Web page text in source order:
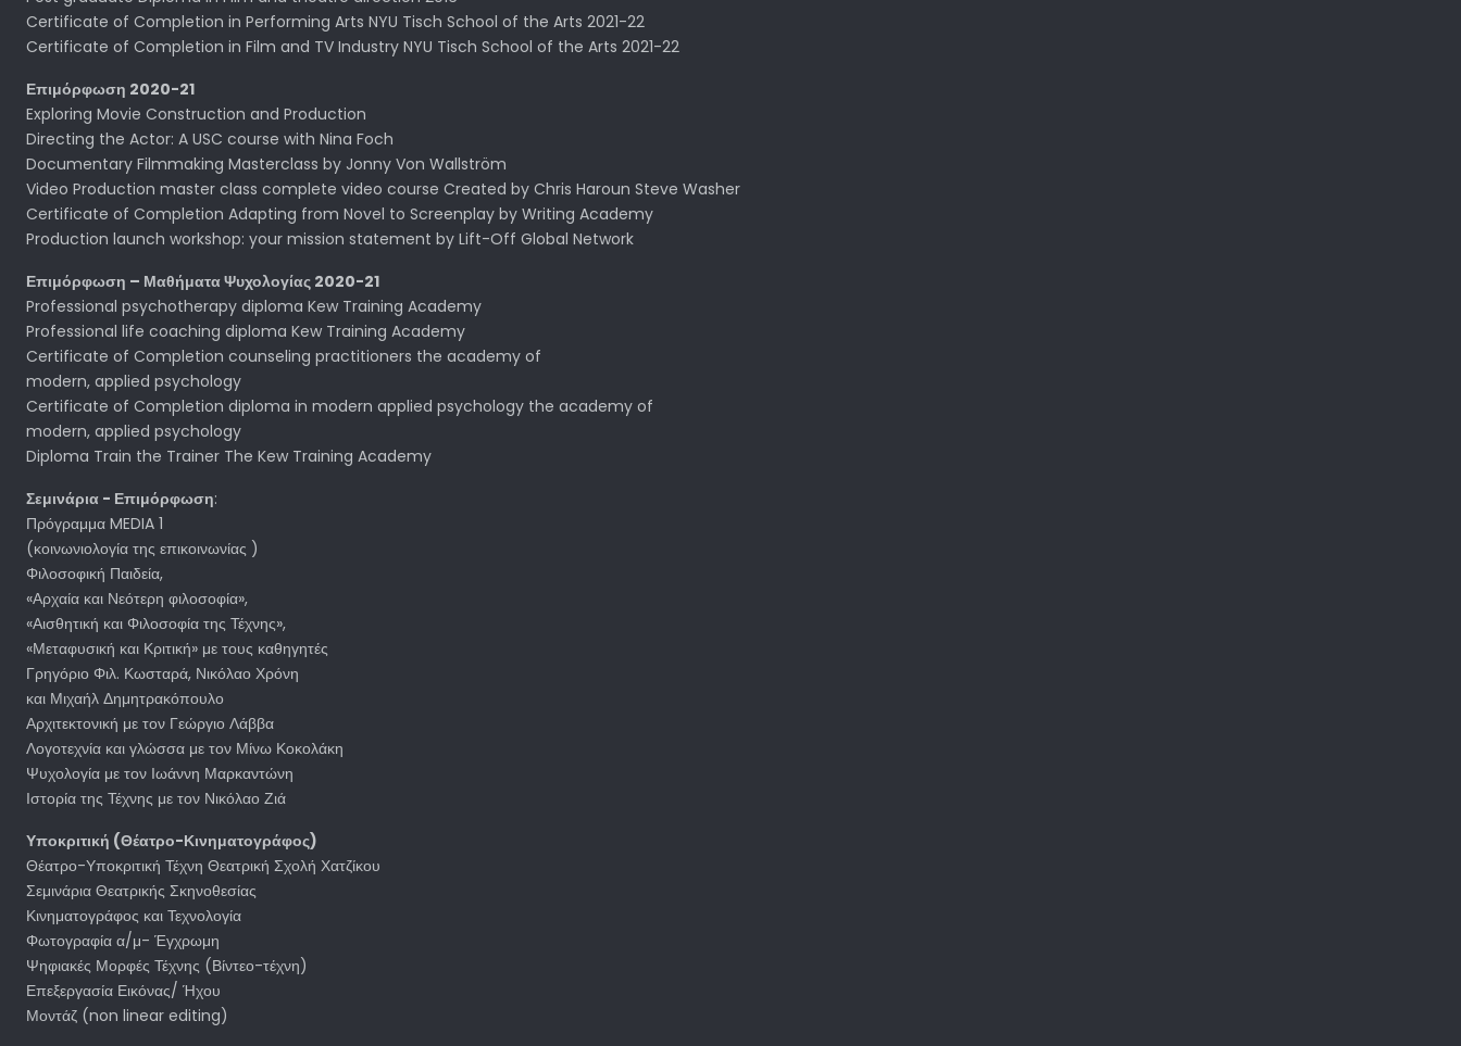
Certificate of Completion in Performing Arts NYU Tisch School of the Arts 2021-22
Certificate of Completion in Film and TV Industry NYU Tisch School of the Arts 2021-22
Επιμόρφωση 2020-21
Exploring Movie Construction and Production
Directing the Actor: A USC course with Nina Foch
Documentary Filmmaking Masterclass by Jonny Von Wallström
Video Production master class complete video course Created by Chris Haroun Steve Washer
Certificate of Completion Adapting from Novel to Screenplay by Writing Academy
Production launch workshop: your mission statement by Lift-Off Global Network
Επιμόρφωση – Μαθήματα Ψυχολογίας 2020-21
Professional psychotherapy diploma Kew Training Academy
Professional life coaching diploma Kew Training Academy
Certificate of Completion counseling practitioners the academy of
modern, applied psychology
Certificate of Completion diploma in modern applied psychology the academy of
modern, applied psychology
Diploma Train the Trainer The Kew Training Academy
Σεμινάρια - Επιμόρφωση:
Πρόγραμμα MEDIA 1
(κοινωνιολογία της επικοινωνίας )
Φιλοσοφική Παιδεία,
«Αρχαία και Νεότερη φιλοσοφία»,
«Αισθητική και Φιλοσοφία της Τέχνης»,
«Μεταφυσική και Κριτική» με τους καθηγητές
Γρηγόριο Φιλ. Κωσταρά, Νικόλαο Χρόνη
και Μιχαήλ Δημητρακόπουλο
Αρχιτεκτονική με τον Γεώργιο Λάββα
Λογοτεχνία και γλώσσα με τον Μίνω Κοκολάκη
Ψυχολογία με τον Ιωάννη Μαρκαντώνη
Ιστορία της Τέχνης με τον Νικόλαο Ζιά
Υποκριτική (Θέατρο-Κινηματογράφος)
Θέατρο-Υποκριτική Τέχνη Θεατρική Σχολή Χατζίκου
Σεμινάρια Θεατρικής Σκηνοθεσίας
Κινηματογράφος και Τεχνολογία
Φωτογραφία α/μ- Έγχρωμη
Ψηφιακές Μορφές Τέχνης (Βίντεο-τέχνη)
Επεξεργασία Εικόνας/ Ήχου
Μοντάζ (non linear editing)